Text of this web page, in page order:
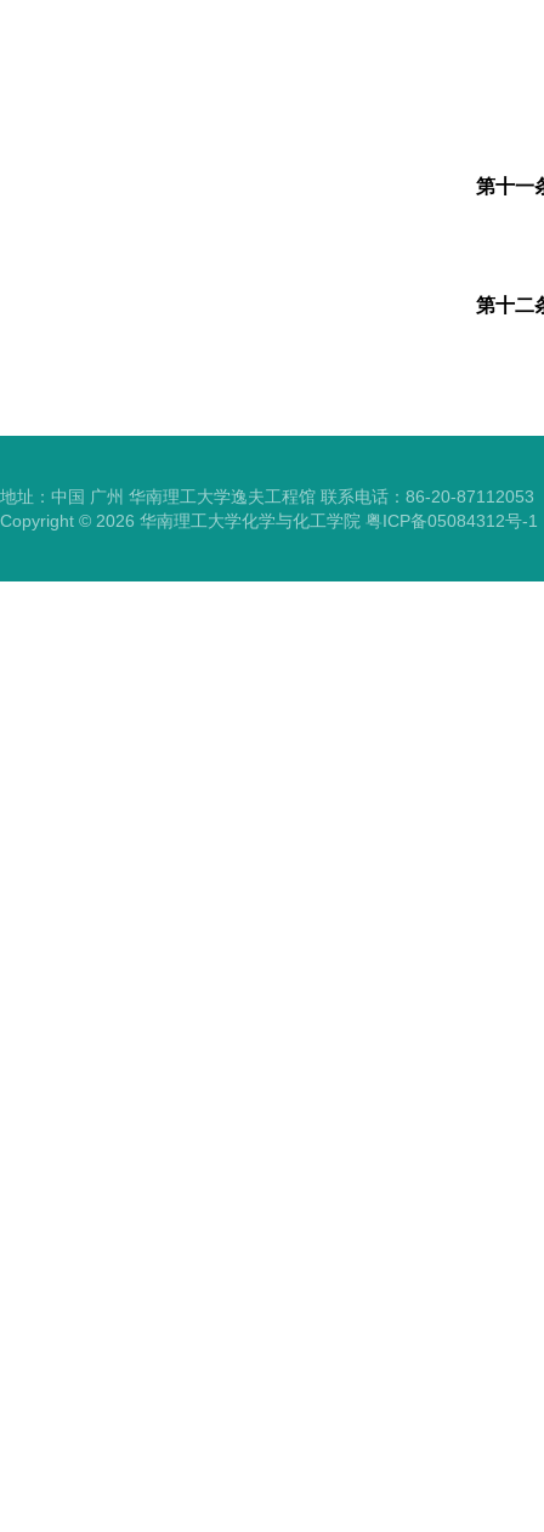
第十一
第十二
地址：中国 广州 华南理工大学逸夫工程馆 联系电话：86-20-87112053
Copyright © 2026 华南理工大学化学与化工学院 粤ICP备05084312号-1